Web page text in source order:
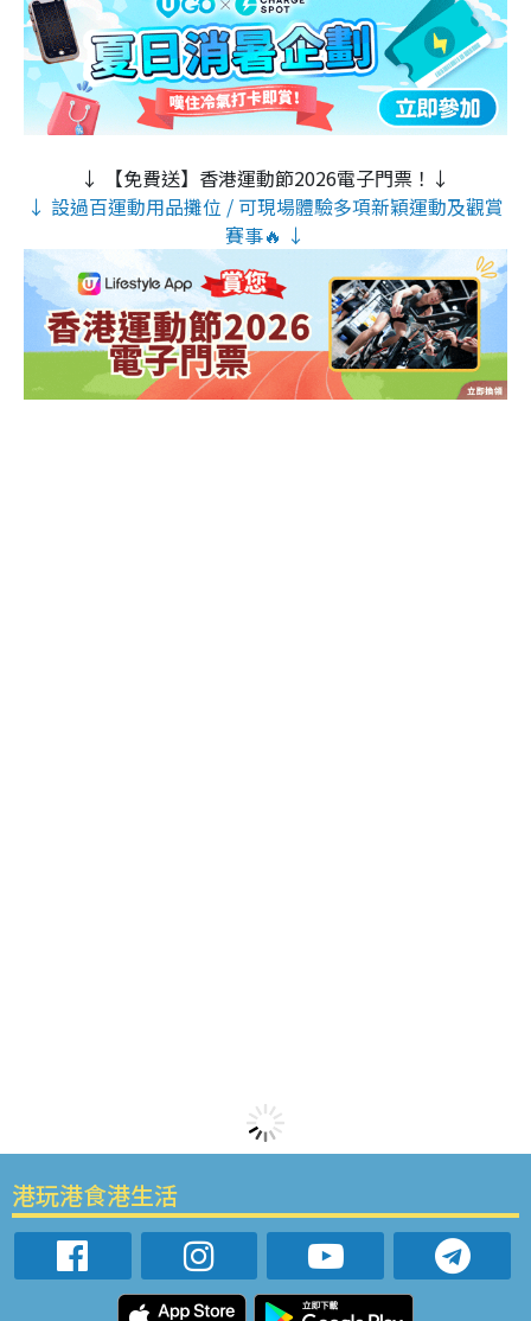
↓ 【免費送】香港運動節2026電子門票！↓
↓ 設過百運動用品攤位 / 可現場體驗多項新穎運動及觀賞
賽事🔥 ↓
港玩港食港生活